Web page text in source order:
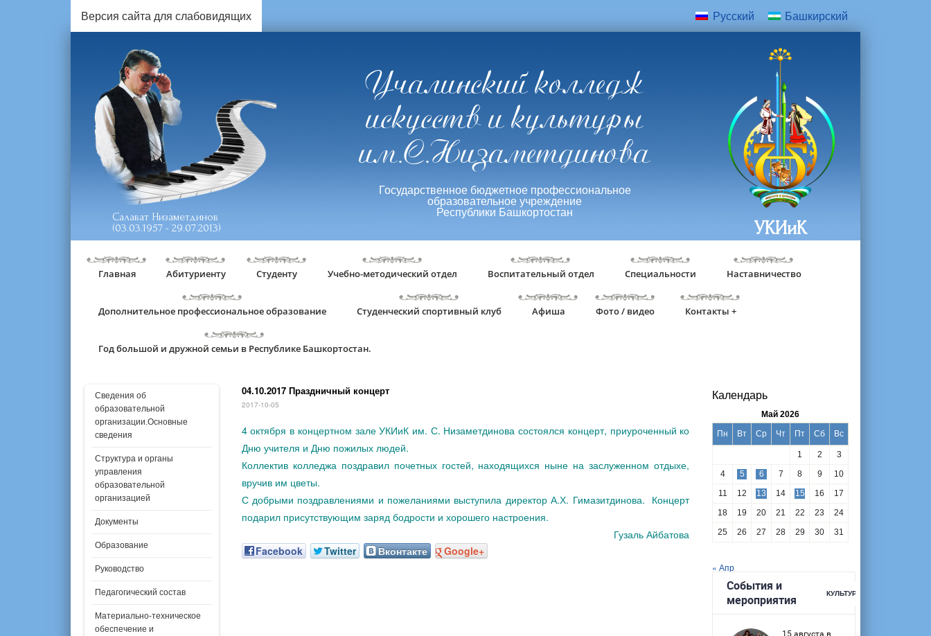
Версия сайта для слабовидящих Русский Башкирский
Салават Низаметдинов
(03.03.1957 - 29.07.2013)
Учалинский колледж
искусств и культуры
им.С.Низаметдинова
Государственное бюджетное профессиональное
образовательное учреждение
Республики Башкортостан
УКИиК
Главная Абитуриенту Студенту Учебно-методический отдел Воспитательный отдел Специальности Наставничество
Дополнительное профессиональное образование Студенческий спортивный клуб Афиша Фото / видео Контакты +
Год большой и дружной семьи в Республике Башкортостан.
Сведения об
образовательной
организации.Основные
сведения
Структура и органы
управления
образовательной
организацией
Документы
Образование
Руководство
Педагогический состав
Материально-техническое
обеспечение и
04.10.2017 Праздничный концерт
2017-10-05
4 октября в концертном зале УКИиК им. С. Низаметдинова состоялся концерт, приуроченный ко
Дню учителя и Дню пожилых людей.
Коллектив колледжа поздравил почетных гостей, находящихся ныне на заслуженном отдыхе,
вручив им цветы.
С добрыми поздравлениями и пожеланиями выступила директор А.Х. Гимазитдинова. Концерт
подарил присутствующим заряд бодрости и хорошего настроения.
Гузаль Айбатова
Facebook
Twitter Вконтакте Google+
Календарь
Май 2026
Пн
Вт Ср Чт Пт Сб Вс
1 2
3
4
5 6 7 8 9
10
11
12 13 14 15 16
17
18
19 20 21 22 23
24
25
26 27 28 29 30 31
« Апр